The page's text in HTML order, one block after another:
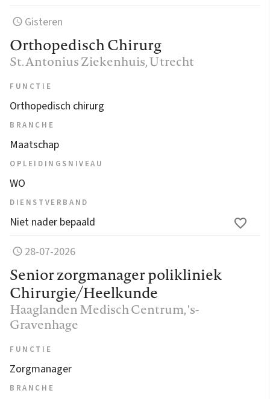
Gisteren
Orthopedisch Chirurg
St. Antonius Ziekenhuis, Utrecht
FUNCTIE
Orthopedisch chirurg
BRANCHE
Maatschap
OPLEIDINGSNIVEAU
WO
DIENSTVERBAND
Niet nader bepaald
28-07-2026
Senior zorgmanager polikliniek
Chirurgie/Heelkunde
Haaglanden Medisch Centrum, 's-
Gravenhage
FUNCTIE
Zorgmanager
BRANCHE